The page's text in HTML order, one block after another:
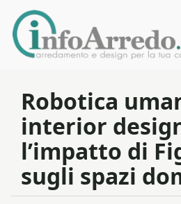
Robotica
interior
l’impatto di
sugli spazi